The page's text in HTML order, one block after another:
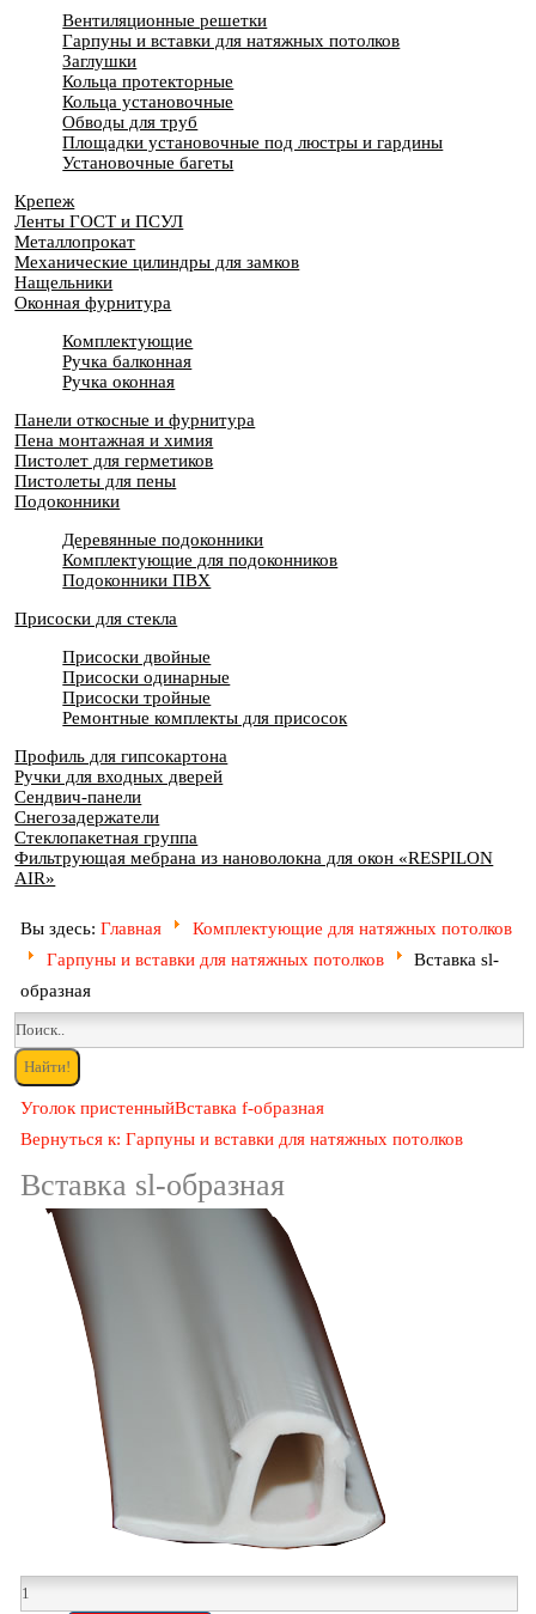
Вентиляционные решетки
Гарпуны и вставки для натяжных потолков
Заглушки
Кольца протекторные
Кольца установочные
Обводы для труб
Площадки установочные под люстры и гардины
Установочные багеты
Крепеж
Ленты ГОСТ и ПСУЛ
Металлопрокат
Механические цилиндры для замков
Нащельники
Оконная фурнитура
Комплектующие
Ручка балконная
Ручка оконная
Панели откосные и фурнитура
Пена монтажная и химия
Пистолет для герметиков
Пистолеты для пены
Подоконники
Деревянные подоконники
Комплектующие для подоконников
Подоконники ПВХ
Присоски для стекла
Присоски двойные
Присоски одинарные
Присоски тройные
Ремонтные комплекты для присосок
Профиль для гипсокартона
Ручки для входных дверей
Сендвич-панели
Снегозадержатели
Стеклопакетная группа
Фильтрующая мебрана из нановолокна для окон «RESPILON
AIR»
Вы здесь:Главная
Комплектующие для натяжных потолков
Гарпуны и вставки для натяжных потолков
Вставка sl-
образная
Уголок пристенныйВставка f-образная
Вернуться к: Гарпуны и вставки для натяжных потолков
Вставка sl-образная